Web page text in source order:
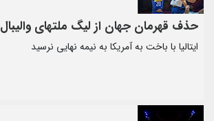
حذف قهرمان جهان از لیگ ملتهای والیبال
ایتالیا با باخت به آمریکا به نیمه نهایی نرسید